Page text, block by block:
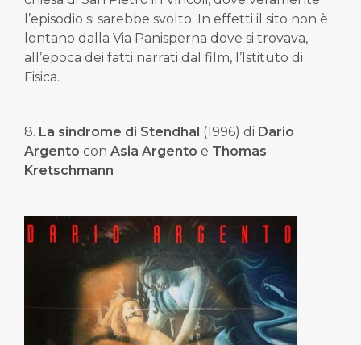
l’episodio si sarebbe svolto. In effetti il sito non è
lontano dalla Via Panisperna dove si trovava,
all’epoca dei fatti narrati dal film, l’Istituto di
Fisica.
8. La sindrome di Stendhal (1996) di Dario
Argento con Asia Argento e Thomas
Kretschmann